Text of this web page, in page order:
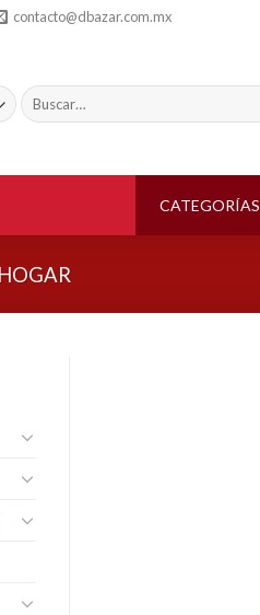
contacto@dbazar.com.mx
Buscar
por:
CATEGORÍAS
HOGAR